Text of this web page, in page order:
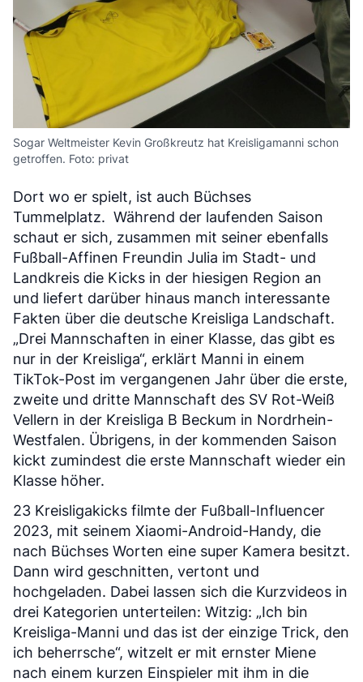
Sogar Weltmeister Kevin Großkreutz hat Kreisligamanni schon
getroffen. Foto: privat
Dort wo er spielt, ist auch Büchses
Tummelplatz. Während der laufenden Saison
schaut er sich, zusammen mit seiner ebenfalls
Fußball-Affinen Freundin Julia im Stadt- und
Landkreis die Kicks in der hiesigen Region an
und liefert darüber hinaus manch interessante
Fakten über die deutsche Kreisliga Landschaft.
„Drei Mannschaften in einer Klasse, das gibt es
nur in der Kreisliga“, erklärt Manni in einem
TikTok-Post im vergangenen Jahr über die erste,
zweite und dritte Mannschaft des SV Rot-Weiß
Vellern in der Kreisliga B Beckum in Nordrhein-
Westfalen. Übrigens, in der kommenden Saison
kickt zumindest die erste Mannschaft wieder ein
Klasse höher.
23 Kreisligakicks filmte der Fußball-Influencer
2023, mit seinem Xiaomi-Android-Handy, die
nach Büchses Worten eine super Kamera besitzt.
Dann wird geschnitten, vertont und
hochgeladen. Dabei lassen sich die Kurzvideos in
drei Kategorien unterteilen: Witzig: „Ich bin
Kreisliga-Manni und das ist der einzige Trick, den
ich beherrsche“, witzelt er mit ernster Miene
nach einem kurzen Einspieler mit ihm in die